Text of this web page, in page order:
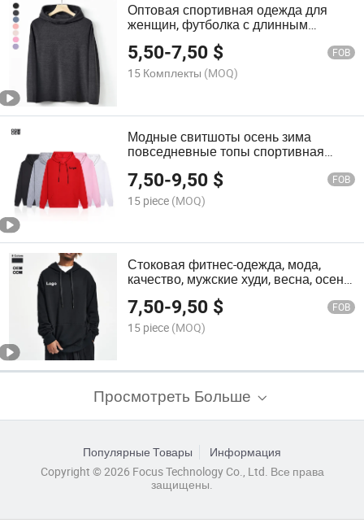
Оптовая спортивная одежда для
женщин, футболка с длинным
рукавом, фитнес-пуловер,
индивидуальные худи
5,50-7,50 $ FOB
15 Комплекты (MOQ)
Модные свитшоты осень зима
повседневные топы спортивная
мужчин и женщин однотонные
пуловеры индивидуальная одежда
7,50-9,50 $ FOB
15 piece (MOQ)
Стоковая фитнес-одежда, мода,
качество, мужские худи, весна, осень,
мужские повседневные худи,
свитшоты, женские однотонные худи,
свитшоты, фитнес-одежда
7,50-9,50 $ FOB
15 piece (MOQ)
Просмотреть Больше
Популярные Товары
Информация
Copyright © 2026 Focus Technology Co., Ltd. Все права
защищены.